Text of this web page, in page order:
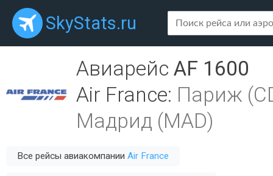
SkyStats.ru
Авиарейс AF 1600
Air France: Париж
Мадрид (MAD)
Все рейсы авиакомпании Air France